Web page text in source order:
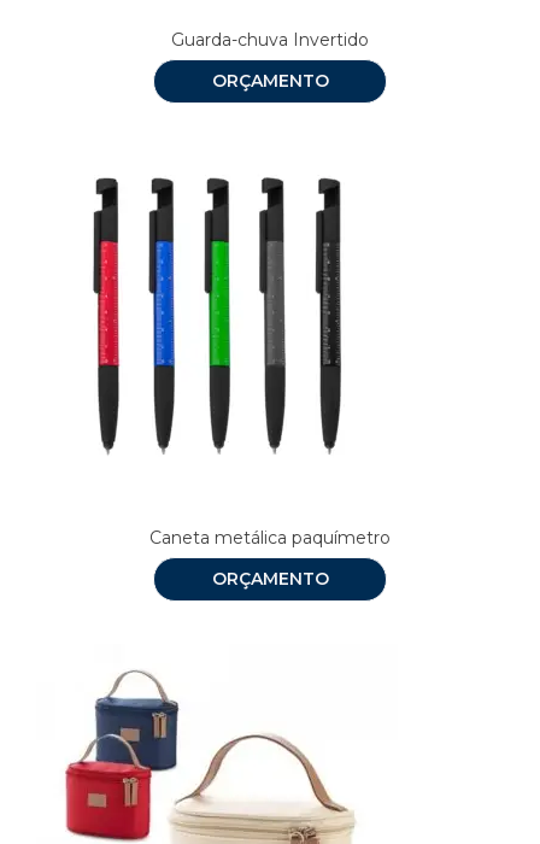
Guarda-chuva Invertido
ORÇAMENTO
Caneta metálica paquímetro
ORÇAMENTO